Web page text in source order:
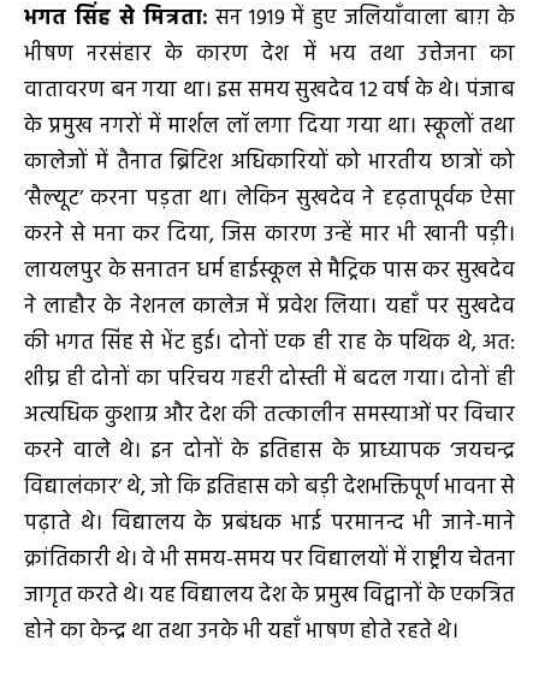
भगत सिंह से मित्रता: सन 1919 में हुए जलियाँवाला बाग़ के
भीषण नरसंहार के कारण देश में भय तथा उत्तेजना का
वातावरण बन गया था। इस समय सुखदेव 12 वर्ष के थे। पंजाब
के प्रमुख नगरों में मार्शल लॉ लगा दिया गया था। स्कूलों तथा
कालेजों में तैनात ब्रिटिश अधिकारियों को भारतीय छात्रों को
‘सैल्यूट’ करना पड़ता था। लेकिन सुखदेव ने दृढ़तापूर्वक ऐसा
करने से मना कर दिया, जिस कारण उन्हें मार भी खानी पड़ी।
लायलपुर के सनातन धर्म हाईस्कूल से मैट्रिक पास कर सुखदेव
ने लाहौर के नेशनल कालेज में प्रवेश लिया। यहाँ पर सुखदेव
की भगत सिंह से भेंट हुई। दोनों एक ही राह के पथिक थे, अत:
शीघ्र ही दोनों का परिचय गहरी दोस्ती में बदल गया। दोनों ही
अत्यधिक कुशाग्र और देश की तत्कालीन समस्याओं पर विचार
करने वाले थे। इन दोनों के इतिहास के प्राध्यापक ‘जयचन्द्र
विद्यालंकार’ थे, जो कि इतिहास को बड़ी देशभक्तिपूर्ण भावना से
पढ़ाते थे। विद्यालय के प्रबंधक भाई परमानन्द भी जाने-माने
क्रांतिकारी थे। वे भी समय-समय पर विद्यालयों में राष्ट्रीय चेतना
जागृत करते थे। यह विद्यालय देश के प्रमुख विद्वानों के एकत्रित
होने का केन्द्र था तथा उनके भी यहाँ भाषण होते रहते थे।